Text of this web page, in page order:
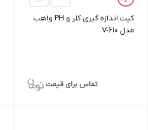
کیت اندازه‌ گیری کلر و PH واهب
مدل V-610
تماس برای قیمت